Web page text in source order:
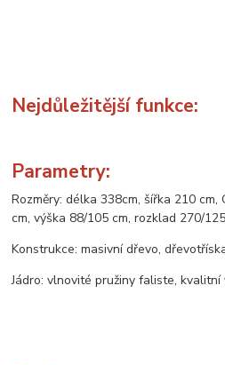
Nejdůležitější funkce:
Parametry:
Rozměry: délka 338cm, šířka 210
cm, výška 88/105 cm, rozklad 270/
Konstrukce: masivní dřevo,
Jádro: vlnovité pružiny faliste,